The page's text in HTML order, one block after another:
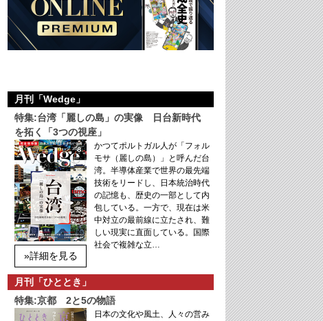
月刊「Wedge」
特集:台湾「麗しの島」の実像 日台新時代
を拓く「3つの視座」
»詳細を見る
かつてポルトガル人が「フォル
モサ（麗しの島）」と呼んだ台
湾。半導体産業で世界の最先端
技術をリードし、日本統治時代
の記憶も、歴史の一部として内
包している。一方で、現在は米
中対立の最前線に立たされ、難
しい現実に直面している。国際
社会で複雑な立…
月刊「ひととき」
特集:京都 2と5の物語
日本の文化や風土、人々の営み